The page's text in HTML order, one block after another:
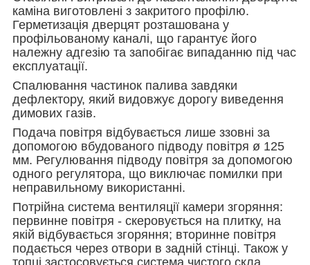
каміна виготовлені з закритого профілю.
Герметизація дверцят розташована у
профільованому каналі, що гарантує його
належну адгезію та запобігає випаданню під час
експлуатації.
Спалювання частинок палива завдяки
дефлектору, який видовжує дорогу виведення
димових газів.
Подача повітря відбувається лише ззовні за
допомогою вбудованого підводу повітря ø 125
мм. Регулювання підводу повітря за допомогою
одного регулятора, що виключає помилки при
неправильному використанні.
Потрійна система вентиляції камери згоряння:
первинне повітря - скеровується на плитку, на
якій відбувається згоряння; вторинне повітря
подається через отвори в задній стінці. Також у